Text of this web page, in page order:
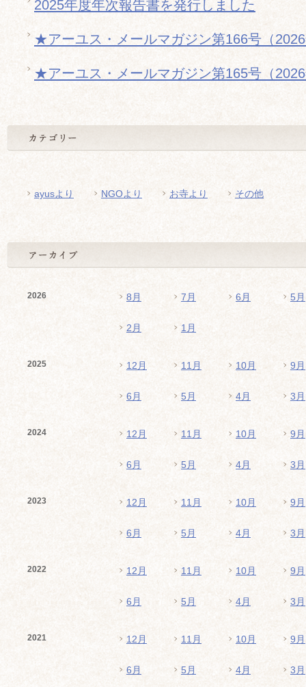
2025年度年次報告書を発行しました
★アーユス・メールマガジン第166号（
★アーユス・メールマガジン第165号（
ayusより NGOより お寺より その他
2026 8月 7月 6月 5月
2月 1月
2025 12月 11月 10月 9月
6月 5月 4月 3月
2024 12月 11月 10月 9月
6月 5月 4月 3月
2023 12月 11月 10月 9月
6月 5月 4月 3月
2022 12月 11月 10月 9月
6月 5月 4月 3月
2021 12月 11月 10月 9月
6月 5月 4月 3月